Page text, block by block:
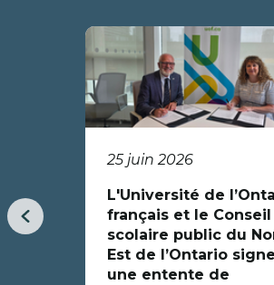
25 juin 2026
L'Université de
français et le Conseil
scolaire public du
Est de l’Ontario
une entente de
Item
précédent